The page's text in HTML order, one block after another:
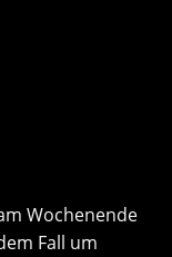
Wochenende
Fall um